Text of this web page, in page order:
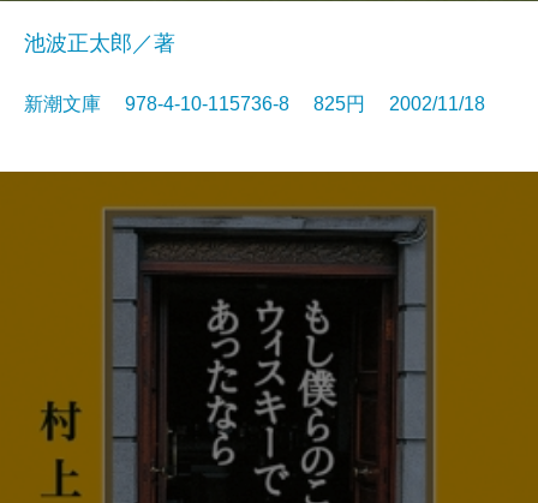
池波正太郎／著
新潮文庫 978-4-10-115736-8 825円 2002/11/18